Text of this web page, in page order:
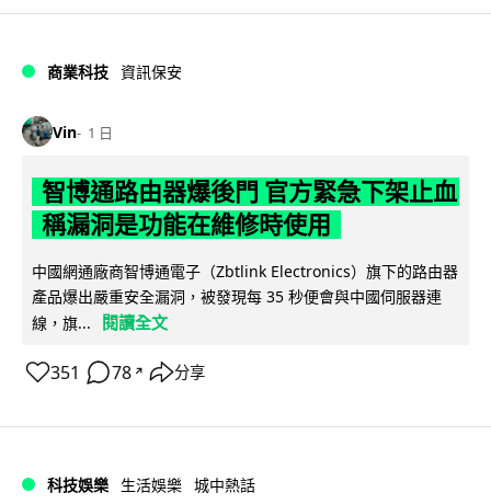
商業科技 資訊保安
Vin 1 日
智博通路由器爆後門 官方緊急下架止血
稱漏洞是功能在維修時使用
中國網通廠商智博通電子（Zbtlink Electronics）旗下的路由器
產品爆出嚴重安全漏洞，被發現每 35 秒便會與中國伺服器連
線，旗...
閱讀全文
351 78 ↗ 分享
科技娛樂 生活娛樂 城中熱話